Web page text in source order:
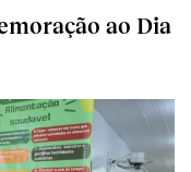
ao Dia